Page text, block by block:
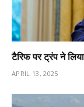
टैरिफ पर ट्रंप ने
APRIL 13, 2025